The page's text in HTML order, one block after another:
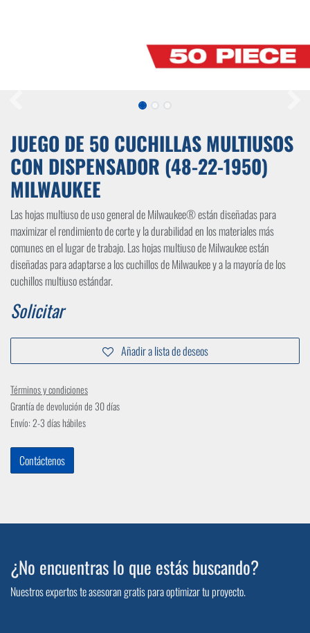
JUEGO DE 50 CUCHILLAS MULTIUSOS
CON DISPENSADOR (48-22-1950)
MILWAUKEE
Las hojas multiuso de uso general de Milwaukee® están diseñadas para
maximizar el rendimiento de corte y la durabilidad en los materiales más
comunes en el lugar de trabajo. Las hojas multiuso de Milwaukee están
diseñadas para adaptarse a los cuchillos de Milwaukee y a la mayoría de los
cuchillos multiuso estándar.
Solicitar
Añadir a lista de deseos
Términos y condiciones
Grantía de devolución de 30 días
Envío: 2-3 días hábiles
Contáctenos
¿No encuentras lo que estás buscando?
Nuestros expertos te asesoran gratis para optimizar tu proyecto.